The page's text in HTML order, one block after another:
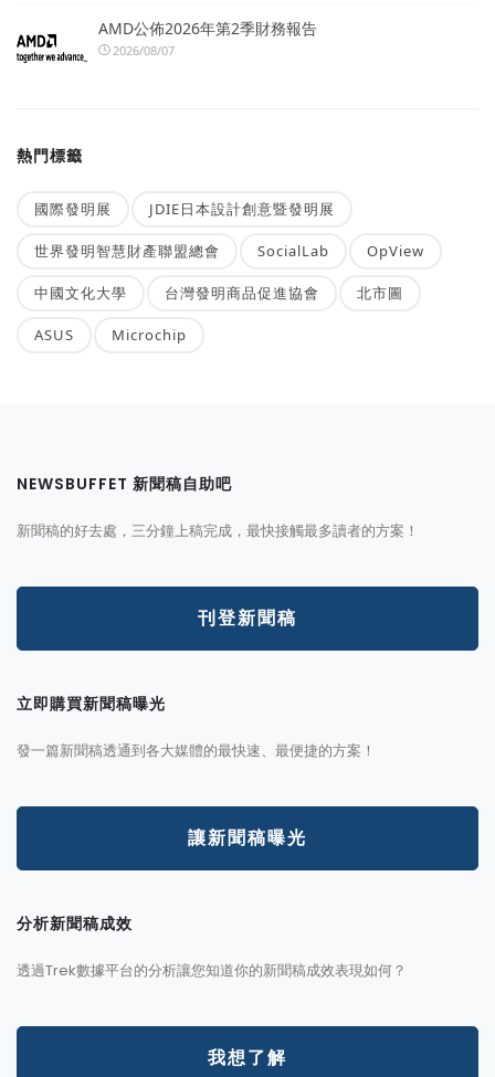
AMD公佈2026年第2季財務報告
2026/08/07
熱門標籤
國際發明展 JDIE日本設計創意暨發明展
世界發明智慧財產聯盟總會 SocialLab OpView
中國文化大學 台灣發明商品促進協會 北市圖
ASUS Microchip
NEWSBUFFET 新聞稿自助吧
新聞稿的好去處，三分鐘上稿完成，最快接觸最多讀者的方案！
刊登新聞稿
立即購買新聞稿曝光
發一篇新聞稿透通到各大媒體的最快速、最便捷的方案！
讓新聞稿曝光
分析新聞稿成效
透過Trek數據平台的分析讓您知道你的新聞稿成效表現如何？
我想了解